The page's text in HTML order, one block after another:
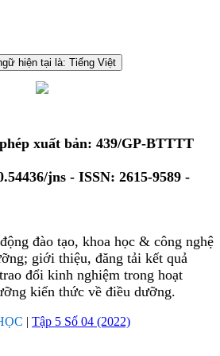
hiện tại là: Tiếng Việt
bản: 439/GP-BTTTT
- ISSN: 2615-9589 -
đào tạo, khoa học & công nghệ
giới thiệu, đăng tải kết quả
đổi kinh nghiệm trong hoạt
kiến thức về điều dưỡng.
| Tập 5 Số 04 (2022)